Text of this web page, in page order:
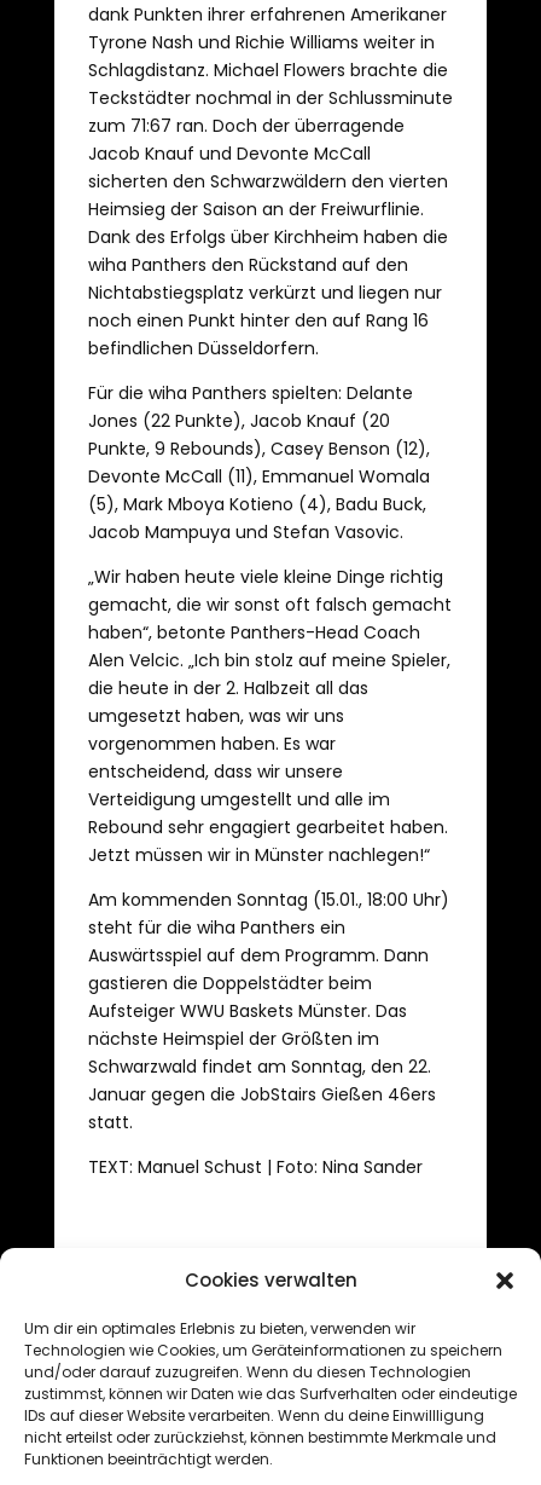
Cookies verwalten
Um dir ein optimales Erlebnis zu bieten, verwenden wir
Technologien wie Cookies, um Geräteinformationen zu speichern
und/oder darauf zuzugreifen. Wenn du diesen Technologien
zustimmst, können wir Daten wie das Surfverhalten oder eindeutige
IDs auf dieser Website verarbeiten. Wenn du deine Einwillligung
nicht erteilst oder zurückziehst, können bestimmte Merkmale und
Funktionen beeinträchtigt werden.
dank Punkten ihrer erfahrenen Amerikaner
Tyrone Nash und Richie Williams weiter in
Schlagdistanz. Michael Flowers brachte die
Teckstädter nochmal in der Schlussminute
zum 71:67 ran. Doch der überragende
Jacob Knauf und Devonte McCall
sicherten den Schwarzwäldern den vierten
Heimsieg der Saison an der Freiwurflinie.
Dank des Erfolgs über Kirchheim haben die
wiha Panthers den Rückstand auf den
Nichtabstiegsplatz verkürzt und liegen nur
noch einen Punkt hinter den auf Rang 16
befindlichen Düsseldorfern.
Für die wiha Panthers spielten: Delante
Jones (22 Punkte), Jacob Knauf (20
Punkte, 9 Rebounds), Casey Benson (12),
Devonte McCall (11), Emmanuel Womala
(5), Mark Mboya Kotieno (4), Badu Buck,
Jacob Mampuya und Stefan Vasovic.
„Wir haben heute viele kleine Dinge richtig
gemacht, die wir sonst oft falsch gemacht
haben“, betonte Panthers-Head Coach
Alen Velcic. „Ich bin stolz auf meine Spieler,
die heute in der 2. Halbzeit all das
umgesetzt haben, was wir uns
vorgenommen haben. Es war
entscheidend, dass wir unsere
Verteidigung umgestellt und alle im
Rebound sehr engagiert gearbeitet haben.
Jetzt müssen wir in Münster nachlegen!“
Am kommenden Sonntag (15.01., 18:00 Uhr)
steht für die wiha Panthers ein
Auswärtsspiel auf dem Programm. Dann
gastieren die Doppelstädter beim
Aufsteiger WWU Baskets Münster. Das
nächste Heimspiel der Größten im
Schwarzwald findet am Sonntag, den 22.
Januar gegen die JobStairs Gießen 46ers
statt.
TEXT: Manuel Schust | Foto: Nina Sander
←Zum Jahresauftakt gegen Kirchheim
Bei Aufsteiger Münster nachlegen→